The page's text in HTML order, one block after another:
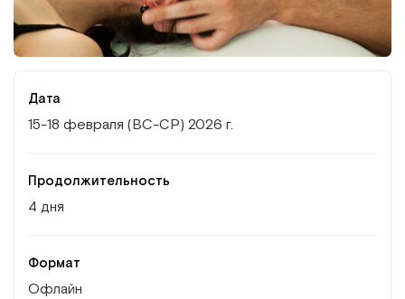
Дата
15-18 февраля (ВС-СР) 2026 г.
Продолжительность
4 дня
Формат
Офлайн
Институт Апледжера
Институт Барраля
Прикладная кинезиология
Кинезиотейпинг
Реабилитация
Эстетическая медицина